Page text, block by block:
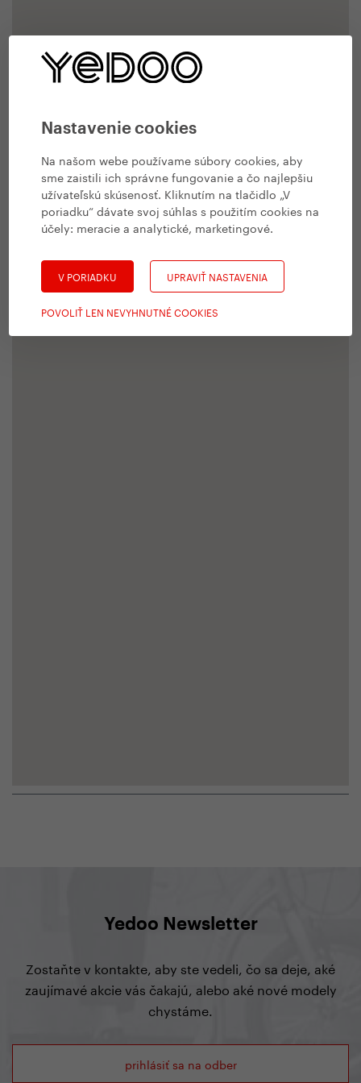
Nastavenie cookies
Na našom webe používame súbory cookies, aby
sme zaistili ich správne fungovanie a čo najlepšiu
užívateľskú skúsenosť. Kliknutím na tlačidlo „V
poriadku“ dávate svoj súhlas s použitím cookies na
účely: meracie a analytické, marketingové.
V PORIADKU UPRAVIŤ NASTAVENIA
POVOLIŤ LEN NEVYHNUTNÉ COOKIES
Yedoo Newsletter
Zostaňte v kontakte, aby ste vedeli, čo sa deje, aké
zaujímavé akcie vás čakajú, alebo aké nové modely
chystáme.
prihlásiť sa na odber